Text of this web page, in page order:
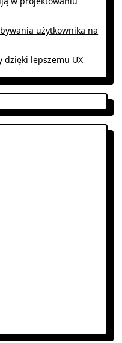
użytkownika na
dzięki lepszemu UX